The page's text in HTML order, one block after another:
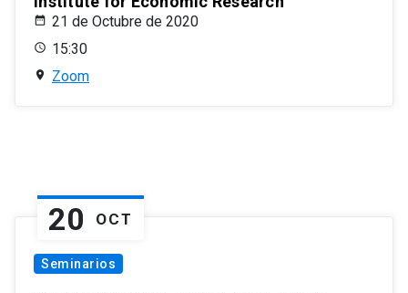
21 de Octubre de 2020
15:30
Zoom
20 OCT
Seminarios